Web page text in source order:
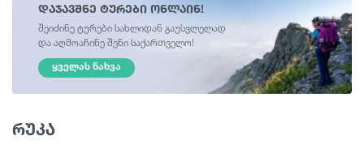
დაჯავშნე ტურები ონლაინ!
შეიძინე ტურები სახლიდან გაუსვლელად
და აღმოაჩინე შენი საქართველო!
ᲧᲕᲔᲚᲐᲡ ᲜᲐᲮᲕᲐ
რუკა